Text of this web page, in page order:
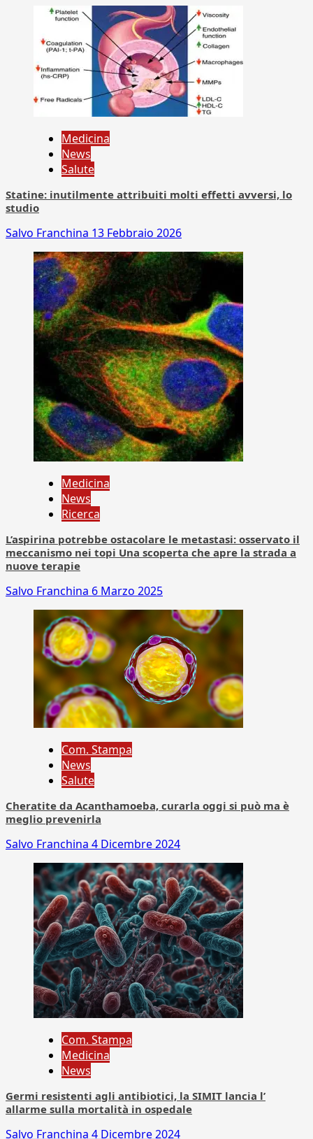
Medicina
News
Salute
Statine: inutilmente attribuiti molti effetti avversi, lo
studio
Salvo Franchina 13 Febbraio 2026
Medicina
News
Ricerca
L’aspirina potrebbe ostacolare le metastasi: osservato il
meccanismo nei topi Una scoperta che apre la strada a
nuove terapie
Salvo Franchina 6 Marzo 2025
Com. Stampa
News
Salute
Cheratite da Acanthamoeba, curarla oggi si può ma è
meglio prevenirla
Salvo Franchina 4 Dicembre 2024
Com. Stampa
Medicina
News
Germi resistenti agli antibiotici, la SIMIT lancia l’
allarme sulla mortalità in ospedale
Salvo Franchina 4 Dicembre 2024